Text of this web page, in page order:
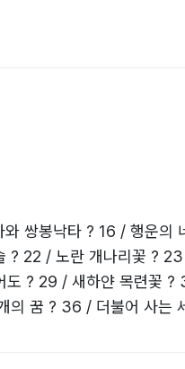
쌍봉낙타 ? 16 / 행운의
22 / 노란 개나리꽃 ? 23
도 ? 29 / 새하얀 목련꽃
의 꿈 ? 36 / 더불어 사는
? 42 / 기러기 솟대 ? 43
일날 ? 49 / 참깨밭에 가